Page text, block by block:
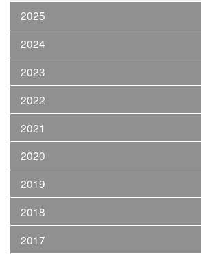
2025
2024
2023
2022
2021
2020
2019
2018
2017